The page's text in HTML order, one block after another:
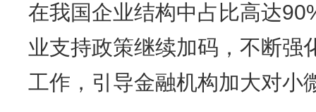
在我国企业结构中占比高达
业支持政策继续加码，不断强
工作，引导金融机构加大对小